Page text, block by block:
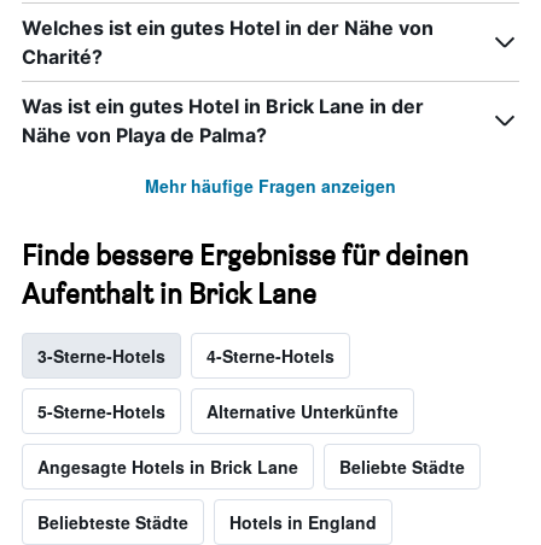
Welches ist ein gutes Hotel in der Nähe von
Charité?
Was ist ein gutes Hotel in Brick Lane in der
Nähe von Playa de Palma?
Mehr häufige Fragen anzeigen
Finde bessere Ergebnisse für deinen
Aufenthalt in Brick Lane
3-Sterne-Hotels 4-Sterne-Hotels
5-Sterne-Hotels Alternative Unterkünfte
Angesagte Hotels in Brick Lane Beliebte Städte
Beliebteste Städte Hotels in England